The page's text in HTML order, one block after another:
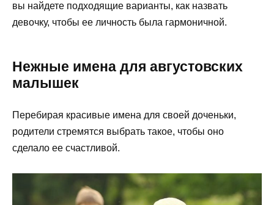
вы найдете подходящие варианты, как назвать
девочку, чтобы ее личность была гармоничной.
Нежные имена для августовских
малышек
Перебирая красивые имена для своей доченьки,
родители стремятся выбрать такое, чтобы оно
сделало ее счастливой.